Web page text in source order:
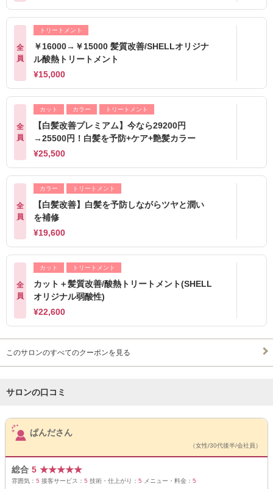
全
員
トリートメント
￥16000→￥15000 髪質改善/SHELLオリジナ
ル酸熱トリートメント
¥15,000
全
員
カット カラー トリートメント
【白髪改善プレミアム】今なら29200円
→25500円！白髪を予防+ケア+艶髪カラー
¥25,500
全
員
カラー トリートメント
【白髪改善】白髪を予防しながらツヤと潤い
を補修
¥19,600
全
員
カット トリートメント
カット＋髪質改善/酸熱トリートメント(SHELL
オリジナル弱酸性)
¥22,600
このサロンのすべてのクーポンを見る
サロンの口コミ
サロンPick Up
ぱんださん
（女性/30代後半/会社員）
総合 5 ★★★★★
雰囲気： 5 接客サービス： 5 技術・仕上がり： 5 メニュー・料金： 5